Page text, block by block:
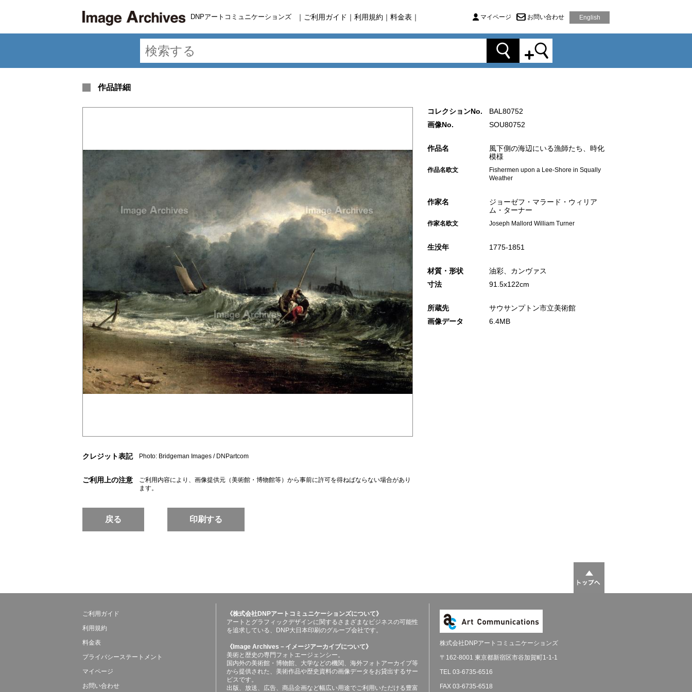
DNPアートコミュニケーションズ ｜ ご利用ガイド ｜ 利用規約 ｜ 料金表 ｜ マイページ お問い合わせ English
作品詳細
クレジット表記 Photo: Bridgeman Images / DNPartcom
ご利用上の注意
ご利用内容により、画像提供元（美術館・博物館等）から事前に許可を得ねばならない場合があり
ます。
戻る 印刷する
コレクションNo.
BAL80752
画像No.
SOU80752
作品名
風下側の海辺にいる漁師たち、時化
模様
作品名欧文
Fishermen upon a Lee-Shore in Squally
Weather
作家名
ジョーゼフ・マラード・ウィリア
ム・ターナー
作家名欧文 Joseph Mallord William Turner
生没年 1775‐1851
材質・形状
油彩、カンヴァス
寸法
91.5x122cm
所蔵先
サウサンプトン市立美術館
画像データ
6.4MB
ご利用ガイド
利用規約
料金表
プライバシーステートメント
マイページ
お問い合わせ
《株式会社DNPアートコミュニケーションズについて》
アートとグラフィックデザインに関するさまざまなビジネスの可能性
を追求している、DNP大日本印刷のグループ会社です。
《Image Archives－イメージアーカイブについて》
美術と歴史の専門フォトエージェンシー。
国内外の美術館・博物館、大学などの機関、海外フォトアーカイブ等
から提供された、美術作品や歴史資料の画像データをお貸出するサー
ビスです。
出版、放送、広告、商品企画など幅広い用途でご利用いただける豊富
株式会社DNPアートコミュニケーションズ
〒162-8001 東京都新宿区市谷加賀町1-1-1
TEL 03-6735-6516
FAX 03-6735-6518